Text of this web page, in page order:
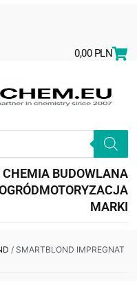
0,00 PLN
CHEMIA BUDOWLANA
MOTORYZACJA
MARKI
/ SMARTBLOND IMPREGNAT